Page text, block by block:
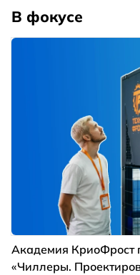
В фокусе
Академия КриоФрост
«Чиллеры.